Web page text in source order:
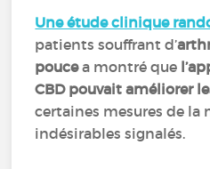
Une étude clinique
patients souffrant d’
poucea montré que
CBD pouvait améliorer
certaines mesures de la
indésirables signalés.